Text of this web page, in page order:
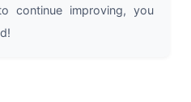
continue improving, you